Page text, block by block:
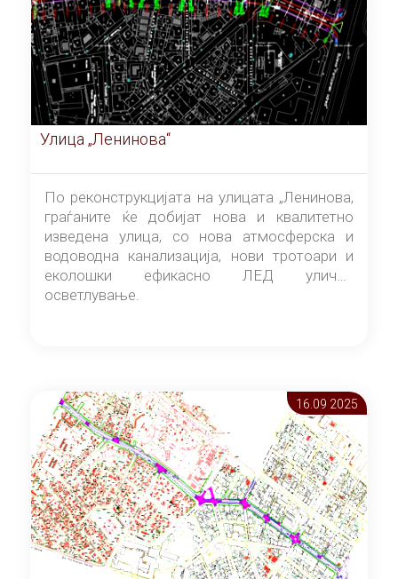
Улица „Ленинова“
По реконструкцијата на улицата „Ленинова,
граѓаните ќе добијат нова и квалитетно
изведена улица, со нова атмосферска и
водоводна канализација, нови тротоари и
еколошки ефикасно ЛЕД улично
осветлување.
16.09 2025